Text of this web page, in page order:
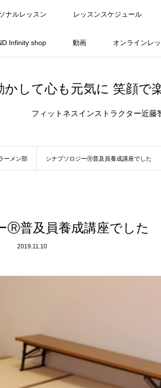
ナルレッスン レッスンスケジュール
Infinity shop 動画 オンラインレ
かして心も元気に 笑顔で
フィットネスインストラクター近藤
ーメン部 シナプソロジーⓇ普及員養成講座でした
Ⓡ普及員養成講座でした
2019.11.10